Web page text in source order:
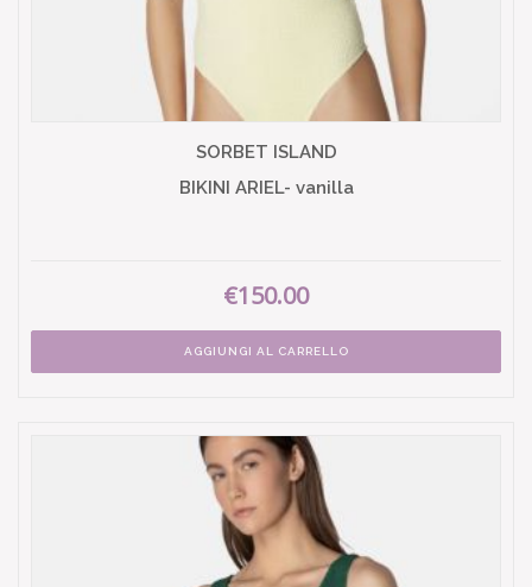
SORBET ISLAND
BIKINI ARIEL- vanilla
€150.00
AGGIUNGI AL CARRELLO